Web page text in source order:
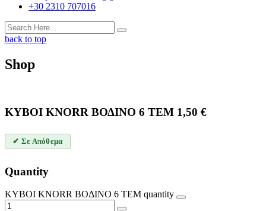
+30 2310 707016
back to top
Shop
ΚΥΒΟΙ KNORR ΒΟΔΙΝΟ 6 ΤΕΜ 1,50 €
✔ Σε Απόθεμα
Quantity
ΚΥΒΟΙ KNORR ΒΟΔΙΝΟ 6 ΤΕΜ quantity